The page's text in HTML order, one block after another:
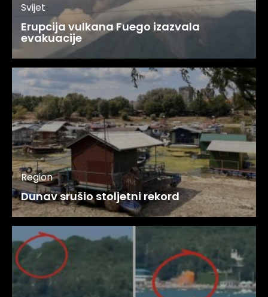
Svijet
Erupcija vulkana Fuego izazvala
evakuacije
Region
Dunav srušio stoljetni rekord